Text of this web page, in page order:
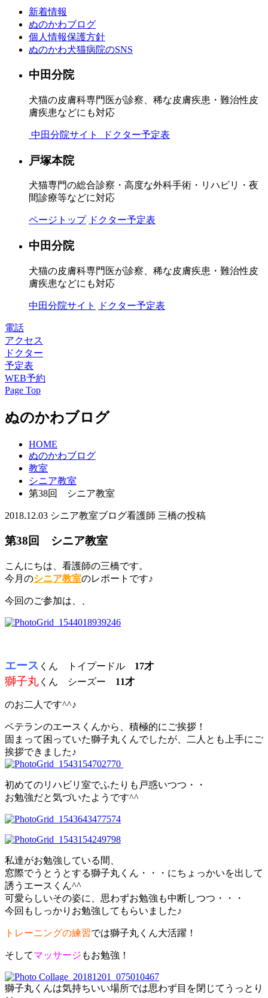
新着情報
ぬのかわブログ
個人情報保護方針
ぬのかわ犬猫病院のSNS
中田分院
犬猫の皮膚科専門医が診察、稀な皮膚疾患・難治性皮
膚疾患などにも対応
中田分院サイト ドクター予定表
戸塚本院
犬猫専門の総合診察・高度な外科手術・リハビリ・夜
間診療等などに対応
ページトップ ドクター予定表
中田分院
犬猫の皮膚科専門医が診察、稀な皮膚疾患・難治性皮
膚疾患などにも対応
中田分院サイト ドクター予定表
電話
アクセス
ドクター
予定表
WEB予約
Page Top
ぬのかわブログ
HOME
ぬのかわブログ
教室
シニア教室
第38回 シニア教室
2018.12.03 シニア教室ブログ看護師 三橋の投稿
第38回 シニア教室
こんにちは、看護師の三橋です。
今月のシニア教室のレポートです♪
今回のご参加は、、
エース くん トイプードル 17才
獅子丸 くん シーズー 11才
のお二人です^^♪
ベテランのエースくんから、積極的にご挨拶！
固まって困っていた獅子丸くんでしたが、二人とも上手にご
挨拶できました♪
初めてのリハビリ室でふたりも戸惑いつつ・・
お勉強だと気づいたようです^^
私達がお勉強している間、
窓際でうとうとする獅子丸くん・・・にちょっかいを出して
誘うエースくん^^
可愛らしいその姿に、思わずお勉強も中断しつつ・・・
今回もしっかりお勉強してもらいました♪
トレーニングの練習では獅子丸くん大活躍！
そしてマッサージ もお勉強！
獅子丸くんは気持ちいい場所では思わず目を閉じてうっとり